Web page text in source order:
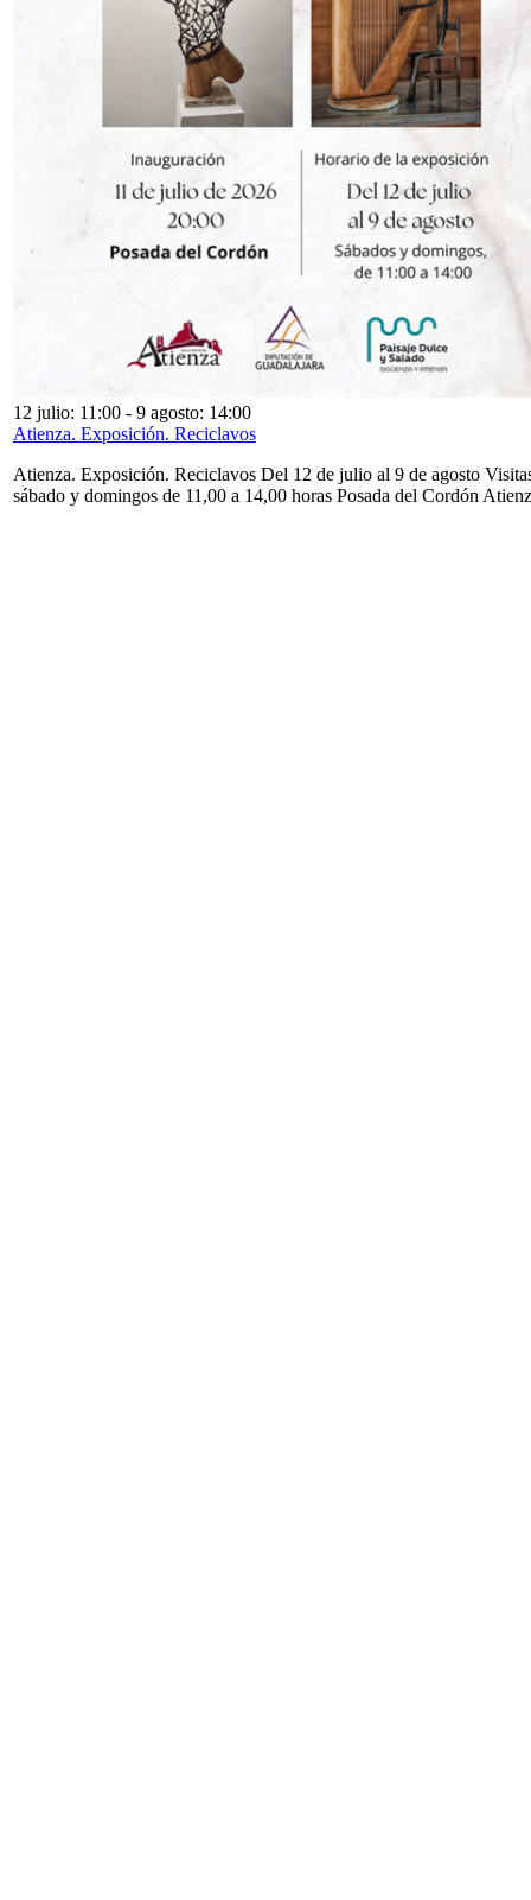
12 julio: 11:00 - 9 agosto: 14:00
Atienza. Exposición. Reciclavos
Atienza. Exposición. Reciclavos Del 12 de julio al 9 de agosto
sábado y domingos de 11,00 a 14,00 horas Posada del Cordón